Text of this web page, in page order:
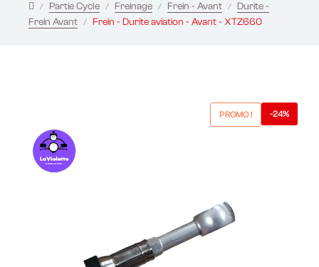
Partie Cycle Freinage Frein - Avant
Durite -
Frein Avant
Frein - Durite aviation - Avant - XTZ660
PROMO ! -24%